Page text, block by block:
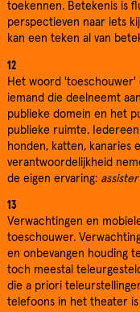
toekennen. Betekenis is
perspectieven naar iets
kan een teken al van
12
Het woord 'toeschouwer'
iemand die deelneemt
publieke domein en het
publieke ruimte.
honden, katten, kanaries
verantwoordelijkheid
de eigen ervaring:
13
Verwachtingen en
toeschouwer.
en onbevangen houding
toch meestal
die a priori
telefoons in het theater